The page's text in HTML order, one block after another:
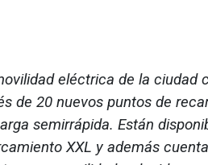
eléctrica de la ciudad
de 20 nuevos puntos de
semirrápida. Están
XXL y además